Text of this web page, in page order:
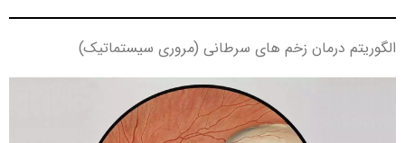
الگوریتم درمان زخم های سرطانی (مروری سیستماتیک)